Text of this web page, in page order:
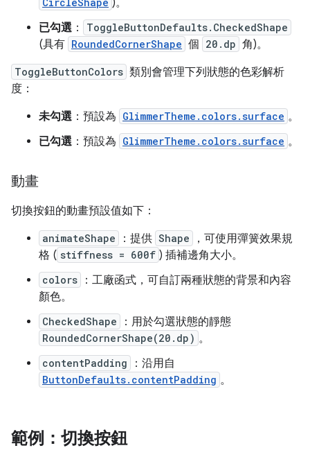
)。
已勾選 ： ToggleButtonDefaults.CheckedShape
(具有 RoundedCornerShape 個 20.dp 角)。
ToggleButtonColors 類別會管理下列狀態的色彩解析
度：
未勾選 ：預設為 GlimmerTheme.colors.surface 。
已勾選 ：預設為 GlimmerTheme.colors.surface 。
動畫
切換按鈕的動畫預設值如下：
animateShape ：提供 Shape
，可使用彈簧效果規
格 ( stiffness = 600f ) 插補邊角大小。
colors
：工廠函式，可自訂兩種狀態的背景和內容
顏色。
CheckedShape ：用於勾選狀態的靜態
RoundedCornerShape(20.dp) 。
contentPadding ：沿用自
ButtonDefaults.contentPadding 。
範例：切換按鈕